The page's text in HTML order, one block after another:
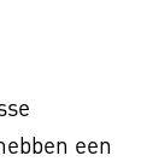
een